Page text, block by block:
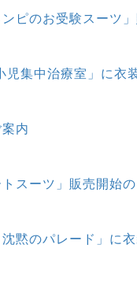
ピのお受験スーツ
集中治療室」に衣
内
スーツ」販売開始
黙のパレード」に